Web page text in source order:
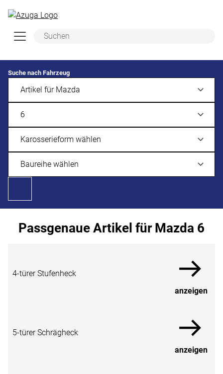
Suche nach Fahrzeug
Passgenaue Artikel für Mazda 6
4-türer Stufenheck
anzeigen
5-türer Schrägheck
anzeigen